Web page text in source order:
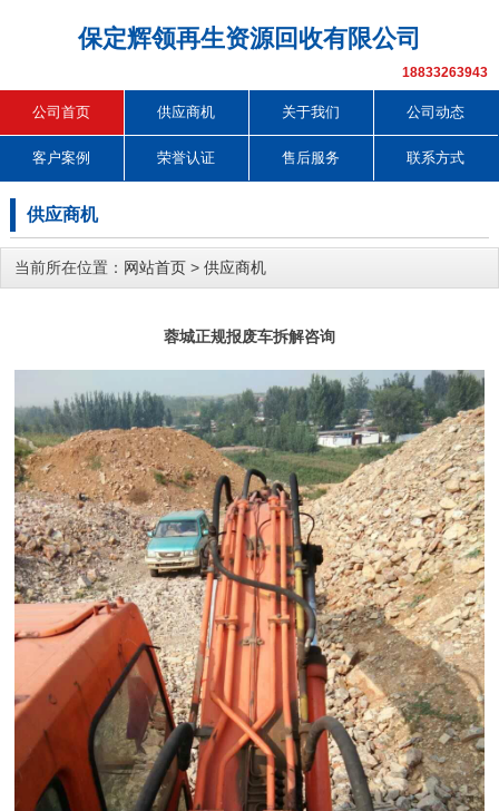
保定辉领再生资源回收有限公司
18833263943
公司首页 供应商机 关于我们 公司动态
客户案例 荣誉认证 售后服务 联系方式
供应商机
当前所在位置： 网站首页 > 供应商机
蓉城正规报废车拆解咨询